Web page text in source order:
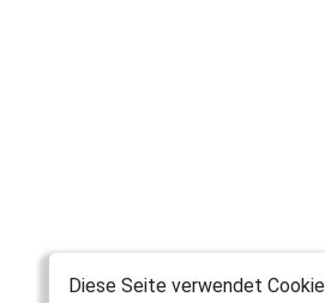
Diese Seite verwendet